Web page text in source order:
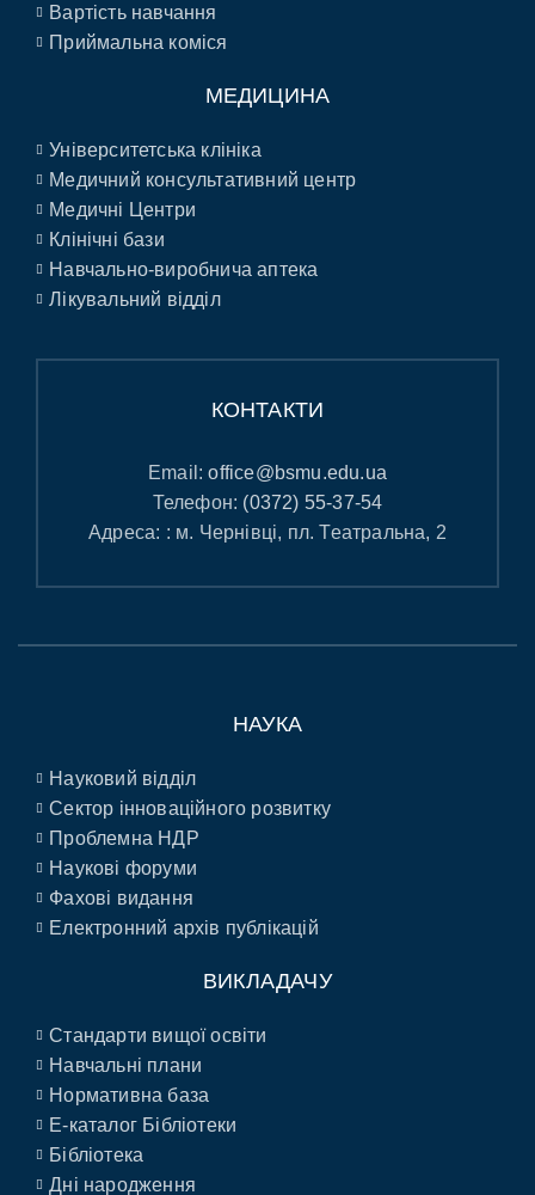
Вартість навчання
Приймальна коміся
МЕДИЦИНА
Університетська клініка
Медичний консультативний центр
Медичні Центри
Клінічні бази
Навчально-виробнича аптека
Лікувальний відділ
КОНТАКТИ
Email:office@bsmu.edu.ua
Телефон: (0372) 55-37-54
Адреса: : м. Чернівці, пл. Театральна, 2
НАУКА
Науковий відділ
Сектор інноваційного розвитку
Проблемна НДР
Наукові форуми
Фахові видання
Електронний архів публікацій
ВИКЛАДАЧУ
Стандарти вищої освіти
Навчальні плани
Нормативна база
E-каталог Бібліотеки
Бібліотека
Дні народження